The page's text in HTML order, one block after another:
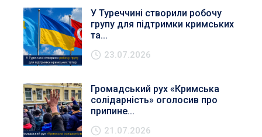
У Туреччині створили робочу
групу для підтримки кримських
та...
23.07.2026
Громадський рух «Кримська
солідарність» оголосив про
припине...
21.07.2026